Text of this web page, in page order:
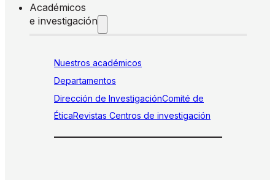
Académicos
e investigación
Nuestros académicos
Departamentos
Dirección de InvestigaciónComité de
ÉticaRevistas Centros de investigación